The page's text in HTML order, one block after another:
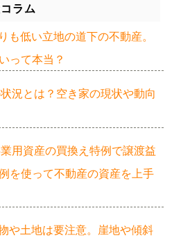
ラム
も低い立地の道下の不動産。
って本当？
況とは？空き家の現状や動向
業用資産の買換え特例で譲渡益
を使って不動産の資産を上手
や土地は要注意。崖地や傾斜